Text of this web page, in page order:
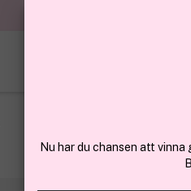
Nu har du chansen att